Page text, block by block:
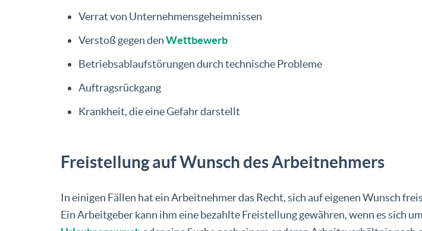
Verrat von Unternehmensgeheimnissen
Verstoß gegen denWettbewerb
Betriebsablaufstörungen durch technische Probleme
Auftragsrückgang
Krankheit, die eine Gefahr darstellt
Freistellung auf Wunsch des Arbeitnehmers
In einigen Fällen hat ein Arbeitnehmer das Recht, sich auf eigenen Wunsch
Ein Arbeitgeber kann ihm eine bezahlte Freistellung gewähren, wenn es sich